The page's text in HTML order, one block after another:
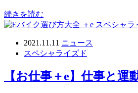
続きを読む
2021.11.11 ニュース
スペシャライズド
【お仕事＋e】仕事と